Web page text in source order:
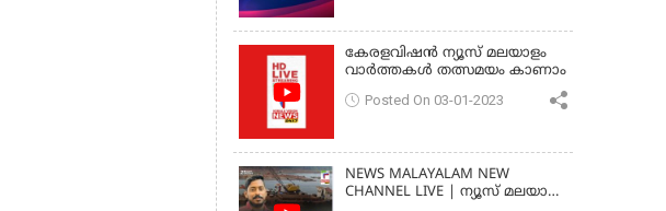
കേരളവിഷൻ ന്യൂസ് മലയാളം
വാർത്തകൾ തത്സമയം കാണാം
Posted On 03-01-2023
NEWS MALAYALAM NEW
CHANNEL LIVE | ന്യൂസ് മലയാളം